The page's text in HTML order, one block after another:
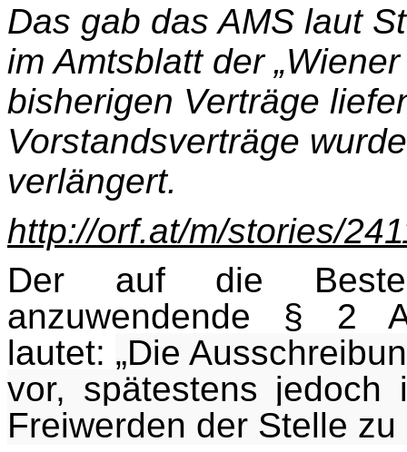
Das gab das AMS laut
im Amtsblatt der
bisherigen Verträge
Vorstandsverträge
verlängert.
http://orf.at/m/stories/
Der auf die
anzuwendende § 2
lautet: „Die
vor, spätestens jedoch
Freiwerden der Stelle zu